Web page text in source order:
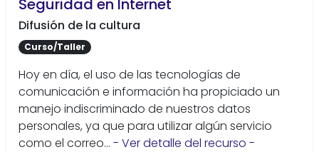
Seguridad en Internet
Difusión de la cultura
Curso/Taller
Hoy en día, el uso de las tecnologías de
comunicación e información ha propiciado un
manejo indiscriminado de nuestros datos
personales, ya que para utilizar algún servicio
como el correo... - Ver detalle del recurso -